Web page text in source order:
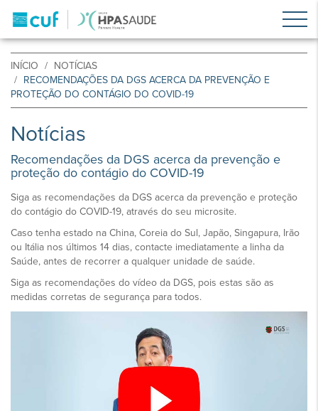
INÍCIO
NOTÍCIAS
RECOMENDAÇÕES DA DGS ACERCA DA PREVENÇÃO E
PROTEÇÃO DO CONTÁGIO DO COVID-19
Notícias
Recomendações da DGS acerca da prevenção e
proteção do contágio do COVID-19
Siga as recomendações da DGS acerca da prevenção e proteção
do contágio do COVID-19, através do seu microsite.
Caso tenha estado na China, Coreia do Sul, Japão, Singapura, Irão
ou Itália nos últimos 14 dias, contacte imediatamente a linha da
Saúde, antes de recorrer a qualquer unidade de saúde.
Siga as recomendações do vídeo da DGS, pois estas são as
medidas corretas de segurança para todos.